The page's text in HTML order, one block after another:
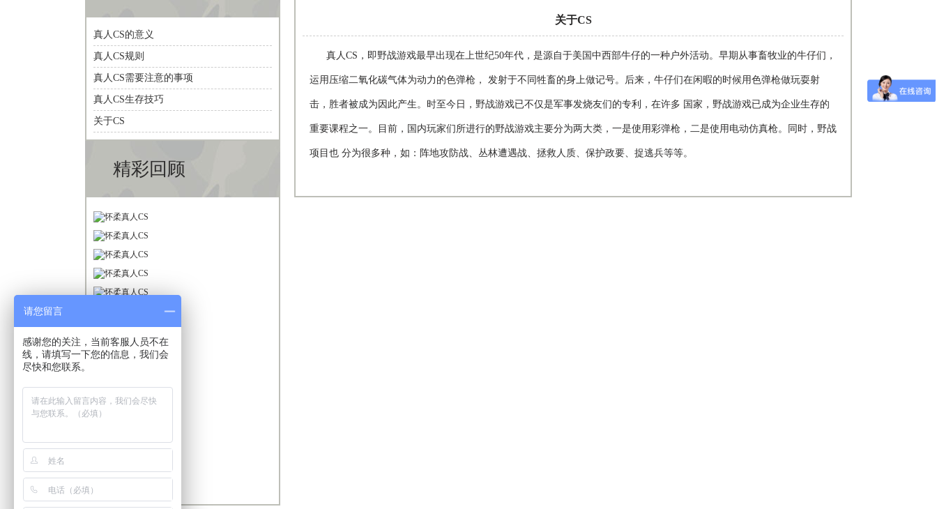
真人CS的意义
真人CS规则
真人CS需要注意的事项
真人CS生存技巧
关于CS
精彩回顾
关于CS
真人CS，即野战游戏最早出现在上世纪50年代，是源自于美国中西部牛仔的一种户外活动。早期从事畜牧业的牛仔们，
运用压缩二氧化碳气体为动力的色弹枪， 发射于不同牲畜的身上做记号。后来，牛仔们在闲暇的时候用色弹枪做玩耍射
击，胜者被成为因此产生。时至今日，野战游戏已不仅是军事发烧友们的专利，在许多 国家，野战游戏已成为企业生存的
重要课程之一。目前，国内玩家们所进行的野战游戏主要分为两大类，一是使用彩弹枪，二是使用电动仿真枪。同时，野战
项目也 分为很多种，如：阵地攻防战、丛林遭遇战、拯救人质、保护政要、捉逃兵等等。
请您留言
感谢您的关注，当前客服人员不在
线，请填写一下您的信息，我们会
尽快和您联系。